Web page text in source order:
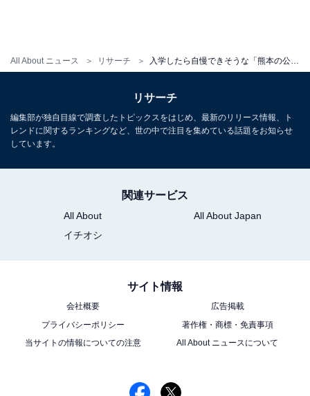
All About ニュース リサーチ 入学したら自慢できそうな「熊本の公立進学校」ランキング！ 2位「済々黌高等学校」、圧倒的1位は？
リサーチ
編集部が独自目線で調査したトピックスをはじめ、最新のリリース情報、ト
レンドに関するランキングなど、世の中で注目を集めている話題をお知らせ
しています。
関連サービス
All About
All About Japan
イチオシ
サイト情報
会社概要
広告掲載
プライバシーポリシー
著作権・商標・免責事項
当サイトの情報についての注意
All About ニュースについて